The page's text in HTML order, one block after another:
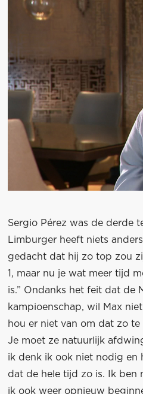
Sergio Pérez was de derde
Limburger heeft niets
gedacht dat hij zo top zou
1, maar nu je wat meer tijd
is.” Ondanks het feit dat de
kampioenschap, wil Max
hou er niet van om dat zo
Je moet ze natuurlijk
ik denk ik ook niet nodig en
dat de hele tijd zo is. Ik ben
ik ook weer opnieuw